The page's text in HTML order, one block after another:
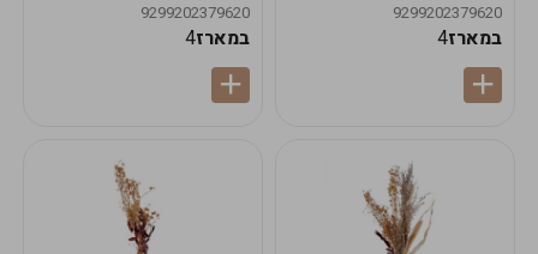
9299202379620
במארז4
9299202379620
במארז4